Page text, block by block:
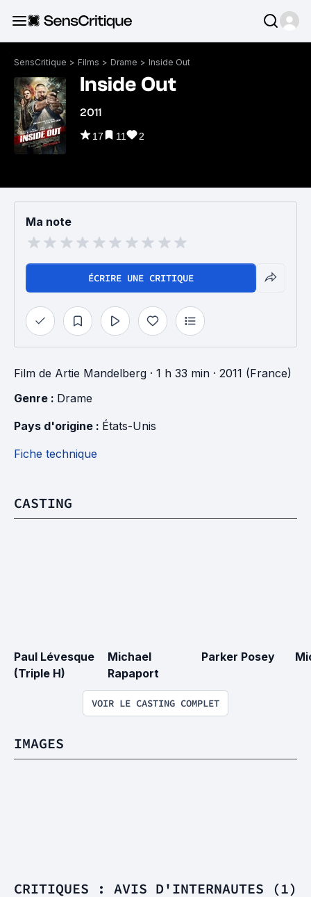
SensCritique > Films > Drame > Inside Out
Inside Out
2011
17 11 2
Ma note
ÉCRIRE UNE CRITIQUE
Film de Artie Mandelberg · 1 h 33 min · 2011 (France)
Genre : Drame
Pays d'origine : États-Unis
Fiche technique
CASTING
Paul Lévesque
(Triple H)
Michael
Rapaport
Parker Posey
VOIR LE CASTING COMPLET
IMAGES
CRITIQUES : AVIS D'INTERNAUTES (1)